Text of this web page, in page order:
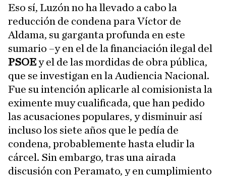
Eso sí, Luzón no ha llevado a cabo la
reducción de condena para Víctor de
Aldama, su garganta profunda en este
sumario –y en el de la financiación ilegal del
PSOEy el de las mordidas de obra pública,
que se investigan en la Audiencia Nacional.
Fue su intención aplicarle al comisionista la
eximente muy cualificada, que han pedido
las acusaciones populares, y disminuir así
incluso los siete años que le pedía de
condena, probablemente hasta eludir la
cárcel. Sin embargo, tras una airada
discusión con Peramato, y en cumplimiento